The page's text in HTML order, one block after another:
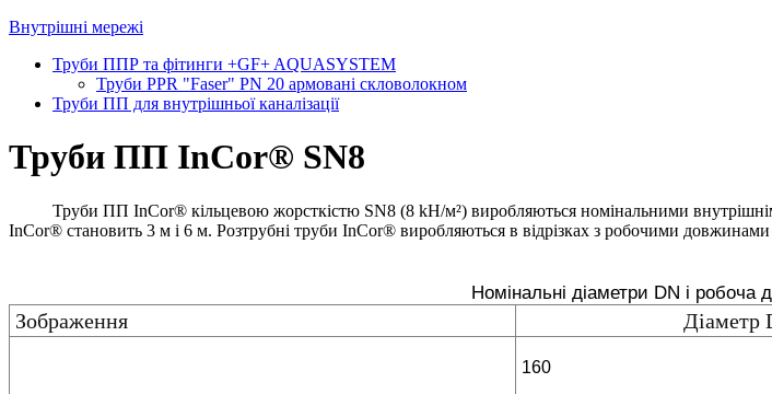
Внутрішні мережі
Труби ППР та фітинги +GF+ AQUASYSTEM
Труби PPR "Faser" PN 20 армовані скловолокном
Труби ПП для внутрішньої каналізації
Труби ПП InCor® SN8
Труби ПП InCor® кільцевою жорсткістю SN8 (8 kH/м²) виробляються номінальними
InCor® становить 3 м і 6 м. Розтрубні труби InCor® виробляються в відрізках з робочими
Номінальні діаметри DN і
Зображення Діаметр
160